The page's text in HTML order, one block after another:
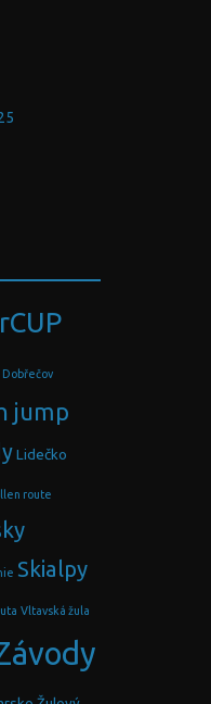
Dobřečov
jump
Lidečko
route
Skialpy
Vltavská žula